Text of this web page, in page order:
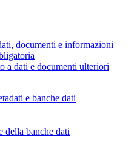
documenti e informazioni
a dati e documenti ulteriori
e banche dati
della banche dati